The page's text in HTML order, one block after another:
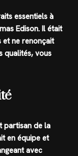
essentiels à
Edison. Il était
et ne renonçait
qualités, vous
partisan de la
en équipe et
avec